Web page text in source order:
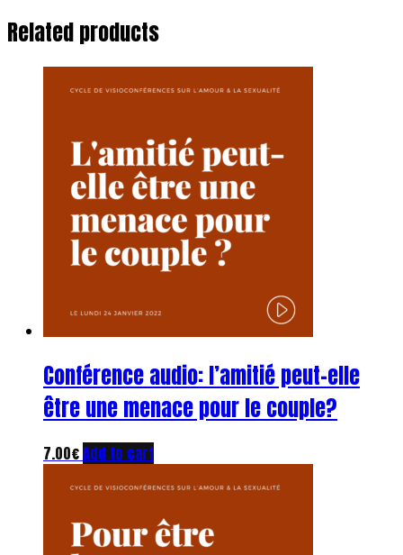
Related products
Conférence audio: l’amitié peut-elle
être une menace pour le couple?
7.00€Add to cart